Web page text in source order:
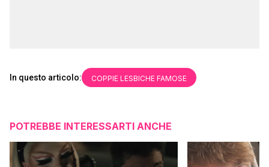
In questo articolo: COPPIE LESBICHE FAMOSE
POTREBBE INTERESSARTI ANCHE